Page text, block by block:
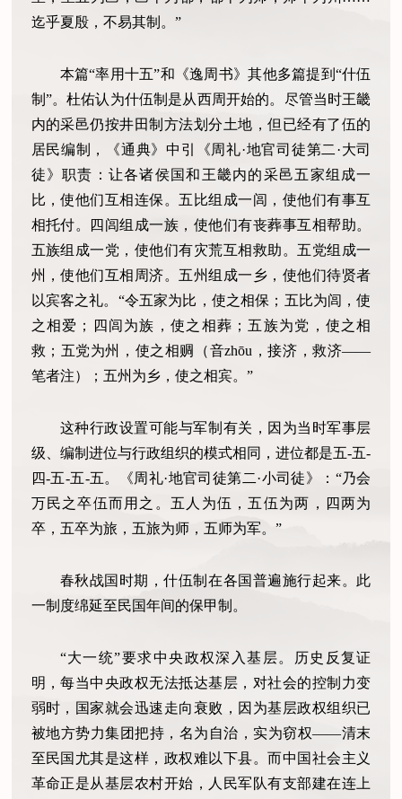
迄乎夏殷，不易其制。”
本篇“率用十五”和《逸周书》其他多篇提到“什伍
制”。杜佑认为什伍制是从西周开始的。尽管当时王畿
内的采邑仍按井田制方法划分土地，但已经有了伍的
居民编制，《通典》中引《周礼·地官司徒第二·大司
徒》职责：让各诸侯国和王畿内的采邑五家组成一
比，使他们互相连保。五比组成一闾，使他们有事互
相托付。四闾组成一族，使他们有丧葬事互相帮助。
五族组成一党，使他们有灾荒互相救助。五党组成一
州，使他们互相周济。五州组成一乡，使他们待贤者
以宾客之礼。“令五家为比，使之相保；五比为闾，使
之相爱；四闾为族，使之相葬；五族为党，使之相
救；五党为州，使之相赒（音zhōu，接济，救济——
笔者注）；五州为乡，使之相宾。”
这种行政设置可能与军制有关，因为当时军事层
级、编制进位与行政组织的模式相同，进位都是五-五-
四-五-五-五。《周礼·地官司徒第二·小司徒》：“乃会
万民之卒伍而用之。五人为伍，五伍为两，四两为
卒，五卒为旅，五旅为师，五师为军。”
春秋战国时期，什伍制在各国普遍施行起来。此
一制度绵延至民国年间的保甲制。
“大一统”要求中央政权深入基层。历史反复证
明，每当中央政权无法抵达基层，对社会的控制力变
弱时，国家就会迅速走向衰败，因为基层政权组织已
被地方势力集团把持，名为自治，实为窃权——清末
至民国尤其是这样，政权难以下县。而中国社会主义
革命正是从基层农村开始，人民军队有支部建在连上